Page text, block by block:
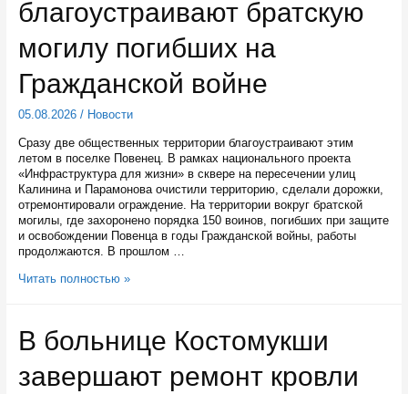
благоустраивают братскую
могилу погибших на
Гражданской войне
05.08.2026/ Новости
Сразу две общественных территории благоустраивают этим
летом в поселке Повенец. В рамках национального проекта
«Инфраструктура для жизни» в сквере на пересечении улиц
Калинина и Парамонова очистили территорию, сделали дорожки,
отремонтировали ограждение. На территории вокруг братской
могилы, где захоронено порядка 150 воинов, погибших при защите
и освобождении Повенца в годы Гражданской войны, работы
продолжаются. В прошлом …
В
братскую
могилу
погибших
на
Читать полностью »
В больнице Костомукши
завершают ремонт кровли